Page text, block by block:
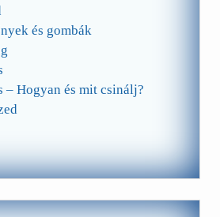
és gombák
– Hogyan és mit csinálj?